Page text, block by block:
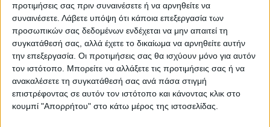
προτιμήσεις σας πριν συναινέσετε ή να αρνηθείτε να
συναινέσετε. Λάβετε υπόψη ότι κάποια επεξεργασία των
προσωπικών σας δεδομένων ενδέχεται να μην απαιτεί τη
συγκατάθεσή σας, αλλά έχετε το δικαίωμα να αρνηθείτε αυτήν
την επεξεργασία. Οι προτιμήσεις σας θα ισχύουν μόνο για αυτόν
τον ιστότοπο. Μπορείτε να αλλάξετε τις προτιμήσεις σας ή να
ανακαλέσετε τη συγκατάθεσή σας ανά πάσα στιγμή
επιστρέφοντας σε αυτόν τον ιστότοπο και κάνοντας κλικ στο
κουμπί "Απορρήτου" στο κάτω μέρος της ιστοσελίδας.
ΝΕΟΣ ΑΓΩΝ
https://neosagon.gr
Η Αρχαιότερη Καθημερινή Πρωινή Εφημερίδα της Καρδίτσας